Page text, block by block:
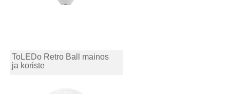
ToLEDo Retro Ball mainos
ja koriste